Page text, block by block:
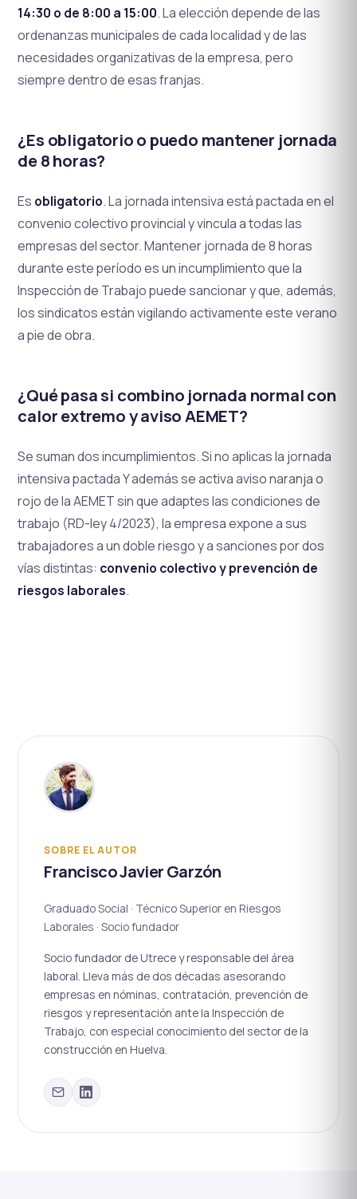
14:30 o de 8:00 a 15:00. La elección depende de las
ordenanzas municipales de cada localidad y de las
necesidades organizativas de la empresa, pero
siempre dentro de esas franjas.
¿Es obligatorio o puedo mantener jornada
de 8 horas?
Es obligatorio. La jornada intensiva está pactada en el
convenio colectivo provincial y vincula a todas las
empresas del sector. Mantener jornada de 8 horas
durante este período es un incumplimiento que la
Inspección de Trabajo puede sancionar y que, además,
los sindicatos están vigilando activamente este verano
a pie de obra.
¿Qué pasa si combino jornada normal con
calor extremo y aviso AEMET?
Se suman dos incumplimientos. Si no aplicas la jornada
intensiva pactada Y además se activa aviso naranja o
rojo de la AEMET sin que adaptes las condiciones de
trabajo (RD-ley 4/2023), la empresa expone a sus
trabajadores a un doble riesgo y a sanciones por dos
vías distintas: convenio colectivo y prevención de
riesgos laborales.
SOBRE EL AUTOR
Francisco Javier Garzón
Graduado Social · Técnico Superior en Riesgos
Laborales · Socio fundador
Socio fundador de Utrece y responsable del área
laboral. Lleva más de dos décadas asesorando
empresas en nóminas, contratación, prevención de
riesgos y representación ante la Inspección de
Trabajo, con especial conocimiento del sector de la
construcción en Huelva.